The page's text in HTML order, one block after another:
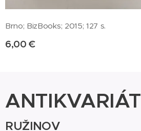
Brno; BizBooks; 2015; 127 s.
6,00 €
ANTIKVARIÁT
RUŽINOV